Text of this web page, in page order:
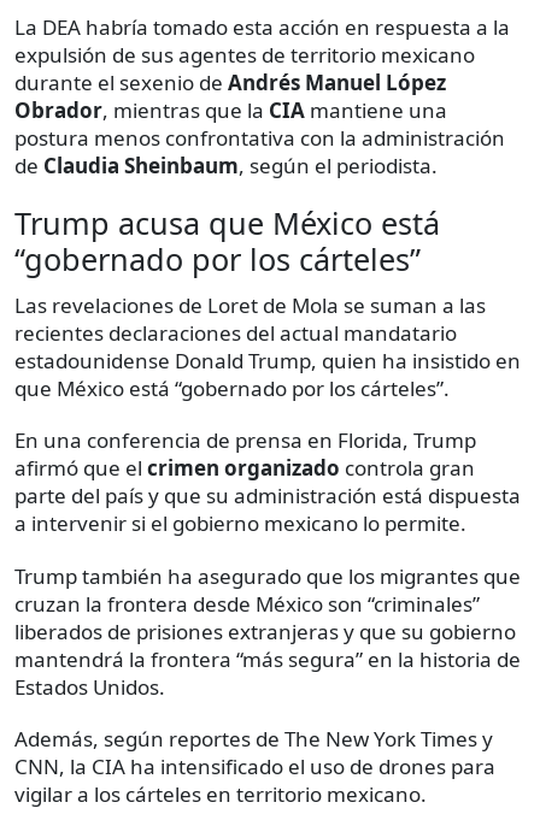
La DEA habría tomado esta acción en respuesta a la
expulsión de sus agentes de territorio mexicano
durante el sexenio de Andrés Manuel López
Obrador, mientras que la CIA mantiene una
postura menos confrontativa con la administración
de Claudia Sheinbaum, según el periodista.
Trump acusa que México está
“gobernado por los cárteles”
Las revelaciones de Loret de Mola se suman a las
recientes declaraciones del actual mandatario
estadounidense Donald Trump, quien ha insistido en
que México está “gobernado por los cárteles”.
En una conferencia de prensa en Florida, Trump
afirmó que el crimen organizado controla gran
parte del país y que su administración está dispuesta
a intervenir si el gobierno mexicano lo permite.
Trump también ha asegurado que los migrantes que
cruzan la frontera desde México son “criminales”
liberados de prisiones extranjeras y que su gobierno
mantendrá la frontera “más segura” en la historia de
Estados Unidos.
Además, según reportes de The New York Times y
CNN, la CIA ha intensificado el uso de drones para
vigilar a los cárteles en territorio mexicano.